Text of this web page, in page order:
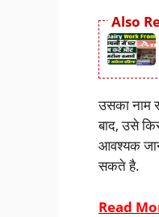
Also
उसका नाम
बाद, उसे
आवश्यक
सकते है.
Read